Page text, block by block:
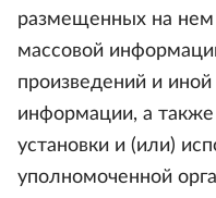
размещенных на нем
массовой
произведений и
информации, а
установки и (или)
уполномоченной